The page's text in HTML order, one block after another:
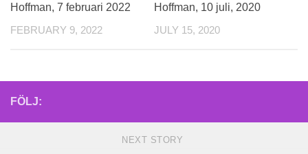
Hoffman, 7 februari 2022
FEBRUARY 9, 2022
Hoffman, 10 juli, 2020
JULY 15, 2020
FÖLJ:
NEXT STORY